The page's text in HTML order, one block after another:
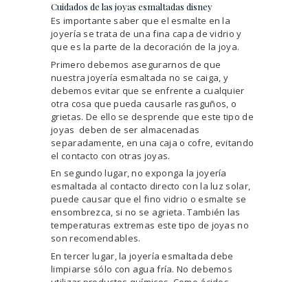
Cuidados de las joyas esmaltadas disney
Es importante saber que el esmalte en la
joyería se trata de una fina capa de vidrio y
que es la parte de la decoración de la joya.
Primero debemos asegurarnos de que
nuestra joyería esmaltada no se caiga, y
debemos evitar que se enfrente a cualquier
otra cosa que pueda causarle rasguños, o
grietas. De ello se desprende que este tipo de
joyas deben de ser almacenadas
separadamente, en una caja o cofre, evitando
el contacto con otras joyas.
En segundo lugar, no exponga la joyería
esmaltada al contacto directo con la luz solar,
puede causar que el fino vidrio o esmalte se
ensombrezca, si no se agrieta. También las
temperaturas extremas este tipo de joyas no
son recomendables.
En tercer lugar, la joyería esmaltada debe
limpiarse sólo con agua fría. No debemos